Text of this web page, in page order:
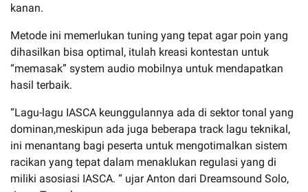
kanan.
Metode ini memerlukan tuning yang tepat agar poin yang
dihasilkan bisa optimal, itulah kreasi kontestan untuk
“memasak” system audio mobilnya untuk mendapatkan
hasil terbaik.
“Lagu-lagu IASCA keunggulannya ada di sektor tonal yang
dominan,meskipun ada juga beberapa track lagu teknikal,
ini menantang bagi peserta untuk mengotimalkan sistem
racikan yang tepat dalam menaklukan regulasi yang di
miliki asosiasi IASCA. “ ujar Anton dari Dreamsound Solo,